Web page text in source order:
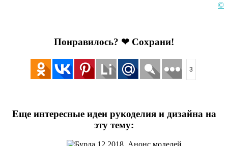
©
Понравилось? ❤ Сохрани!
3
Еще интересные идеи рукоделия и дизайна на
эту тему: